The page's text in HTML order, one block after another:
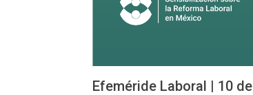
Efeméride Laboral | 10 de